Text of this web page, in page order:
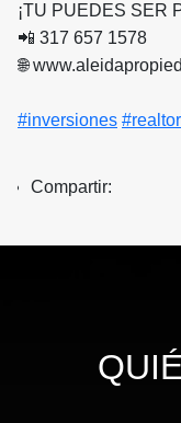
¡TU PUEDES SER
📲 317 657 1578
🌐
#inversiones
Compartir: